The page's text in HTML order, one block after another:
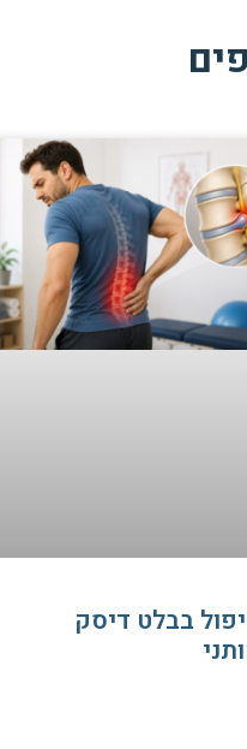
בבלט דיסק